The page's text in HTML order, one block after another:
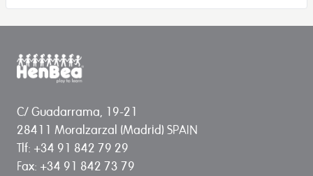
C/ Guadarrama, 19-21
28411 Moralzarzal (Madrid) SPAIN
Tlf: +34 91 842 79 29
Fax: +34 91 842 73 79